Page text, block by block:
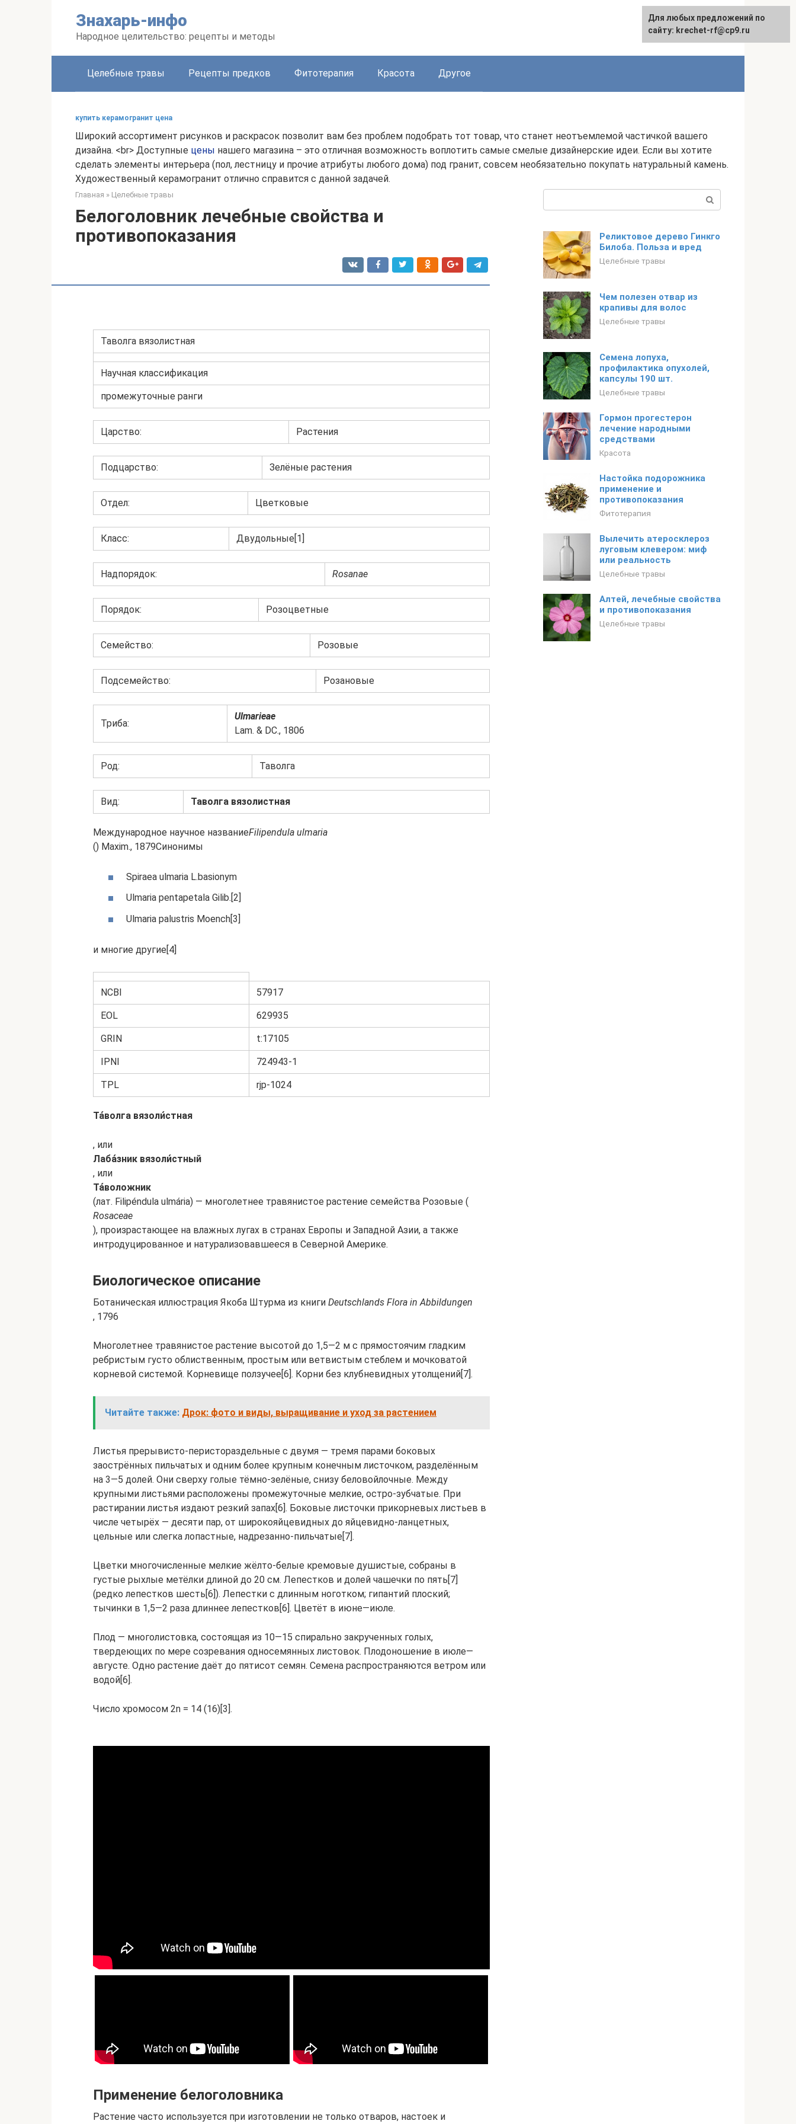
Знахарь-инфо
Народное целительство: рецепты и методы
English
Целебные травы Рецепты предков Фитотерапия Красота Другое
купить керамогранит цена
Широкий ассортимент рисунков и раскрасок позволит вам без проблем подобрать тот товар, что станет неотъемлемой частичкой вашего
дизайна. <br> Доступные цены нашего магазина – это отличная возможность воплотить самые смелые дизайнерские идеи. Если вы хотите
сделать элементы интерьера (пол, лестницу и прочие атрибуты любого дома) под гранит, совсем необязательно покупать натуральный камень.
Художественный керамогранит отлично справится с данной задачей.
Главная » Целебные травы
Белоголовник лечебные свойства и
противопоказания
Таволга вязолистная
Научная классификация
промежуточные ранги
Царство: Растения
Подцарство: Зелёные растения
Отдел: Цветковые
Класс: Двудольные[1]
Надпорядок: Rosanae
Порядок: Розоцветные
Семейство: Розовые
Подсемейство: Розановые
Триба:
Ulmarieae
Lam. & DC., 1806
Род: Таволга
Вид: Таволга вязолистная
Международное научное названиеFilipendula ulmaria
() Maxim., 1879Синонимы
Spiraea ulmaria L.basionym
Ulmaria pentapetala Gilib.[2]
Ulmaria palustris Moench[3]
и многие другие[4]
NCBI 57917
EOL 629935
GRIN t:17105
IPNI 724943-1
TPL rjp-1024
Та́волга вязоли́стная
, или
Лаба́зник вязоли́стный
, или
Та́воложник
(лат. Filipéndula ulmária) — многолетнее травянистое растение семейства Розовые (
Rosaceae
), произрастающее на влажных лугах в странах Европы и Западной Азии, а также
интродуцированное и натурализовавшееся в Северной Америке.
Биологическое описание
Ботаническая иллюстрация Якоба Штурма из книги Deutschlands Flora in Abbildungen
, 1796
Многолетнее травянистое растение высотой до 1,5—2 м с прямостоячим гладким
ребристым густо облиственным, простым или ветвистым стеблем и мочковатой
корневой системой. Корневище ползучее[6]. Корни без клубневидных утолщений[7].
Читайте также: Дрок: фото и виды, выращивание и уход за растением
Листья прерывисто-перистораздельные с двумя — тремя парами боковых
заострённых пильчатых и одним более крупным конечным листочком, разделённым
на 3—5 долей. Они сверху голые тёмно-зелёные, снизу беловойлочные. Между
крупными листьями расположены промежуточные мелкие, остро-зубчатые. При
растирании листья издают резкий запах[6]. Боковые листочки прикорневых листьев в
числе четырёх — десяти пар, от широкояйцевидных до яйцевидно-ланцетных,
цельные или слегка лопастные, надрезанно-пильчатые[7].
Цветки многочисленные мелкие жёлто-белые кремовые душистые, собраны в
густые рыхлые метёлки длиной до 20 см. Лепестков и долей чашечки по пять[7]
(редко лепестков шесть[6]). Лепестки с длинным ноготком; гипантий плоский;
тычинки в 1,5—2 раза длиннее лепестков[6]. Цветёт в июне—июле.
Плод — многолистовка, состоящая из 10—15 спирально закрученных голых,
твердеющих по мере созревания односемянных листовок. Плодоношение в июле—
августе. Одно растение даёт до пятисот семян. Семена распространяются ветром или
водой[6].
Число хромосом 2n = 14 (16)[3].
Применение белоголовника
Растение часто используется при изготовлении не только отваров, настоек и
Реликтовое дерево Гинкго
Билоба. Польза и вред
Целебные травы
Чем полезен отвар из
крапивы для волос
Целебные травы
Семена лопуха,
профилактика опухолей,
капсулы 190 шт.
Целебные травы
Гормон прогестерон
лечение народными
средствами
Красота
Настойка подорожника
применение и
противопоказания
Фитотерапия
Вылечить атеросклероз
луговым клевером: миф
или реальность
Целебные травы
Алтей, лечебные свойства
и противопоказания
Целебные травы
Для любых предложений по
сайту: krechet-rf@cp9.ru